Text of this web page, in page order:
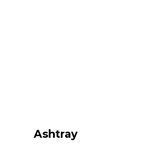
Ashtray